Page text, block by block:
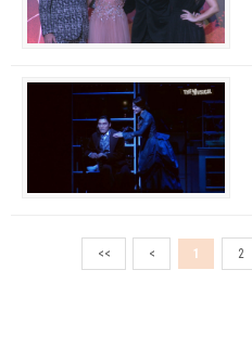
<< < 1 2